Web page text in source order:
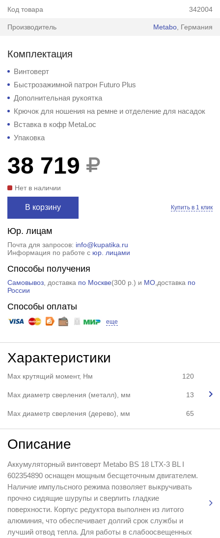
Код товара 342004
Производитель Metabo , Германия
Комплектация
Винтоверт
Быстрозажимной патрон Futuro Plus
Дополнительная рукоятка
Крючок для ношения на ремне и отделение для насадок
Вставка в кофр MetaLoc
Упаковка
38 719
Нет в наличии
В корзину Купить в 1 клик
Юр. лицам
Почта для запросов: info@kupatika.ru
Информация по работе с юр. лицами
Способы получения
Самовывоз, доставка по Москве(300 р. ) и МО,доставка по
России
Способы оплаты
еще
Характеристики
Max крутящий момент, Нм 120
Max диаметр сверления (металл), мм 13
Мах диаметр сверления (дерево), мм 65
Описание
Аккумуляторный винтоверт Metabo BS 18 LTX-3 BL I
602354890 оснащен мощным бесщеточным двигателем.
Наличие импульсного режима позволяет выкручивать
прочно сидящие шурупы и сверлить гладкие
поверхности. Корпус редуктора выполнен из литого
алюминия, что обеспечивает долгий срок службы и
лучший отвод тепла. Для работы в слабоосвещенных